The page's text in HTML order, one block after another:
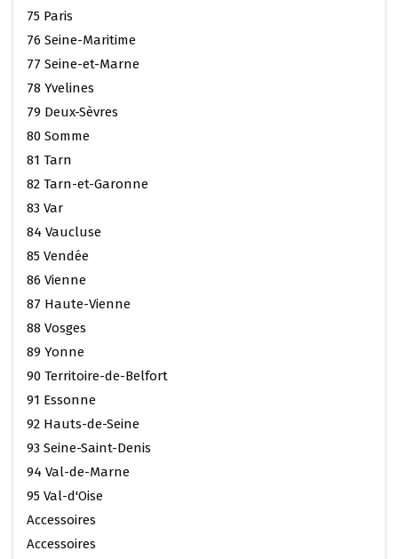
75 Paris
76 Seine-Maritime
77 Seine-et-Marne
78 Yvelines
79 Deux-Sèvres
80 Somme
81 Tarn
82 Tarn-et-Garonne
83 Var
84 Vaucluse
85 Vendée
86 Vienne
87 Haute-Vienne
88 Vosges
89 Yonne
90 Territoire-de-Belfort
91 Essonne
92 Hauts-de-Seine
93 Seine-Saint-Denis
94 Val-de-Marne
95 Val-d'Oise
Accessoires
Accessoires